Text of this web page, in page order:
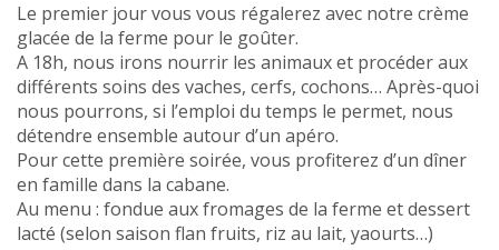
Le premier jour vous vous régalerez avec notre crème
glacée de la ferme pour le goûter.
A 18h, nous irons nourrir les animaux et procéder aux
différents soins des vaches, cerfs, cochons… Après-quoi
nous pourrons, si l’emploi du temps le permet, nous
détendre ensemble autour d’un apéro.
Pour cette première soirée, vous profiterez d’un dîner
en famille dans la cabane.
Au menu : fondue aux fromages de la ferme et dessert
lacté (selon saison flan fruits, riz au lait, yaourts…)